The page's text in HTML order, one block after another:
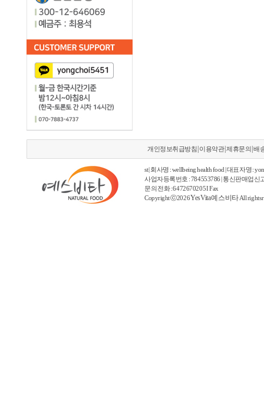
개인정보취급방침 이용약관|제휴문의 |배
st | 회사명 : wellbeing health food | 대표자명 :
사업자등록번호 : 784553786 | 통신판매업신
문의 전화 : 6472670205 I Fax
Copyright ⓒ2026YesVita 예스비타All rights